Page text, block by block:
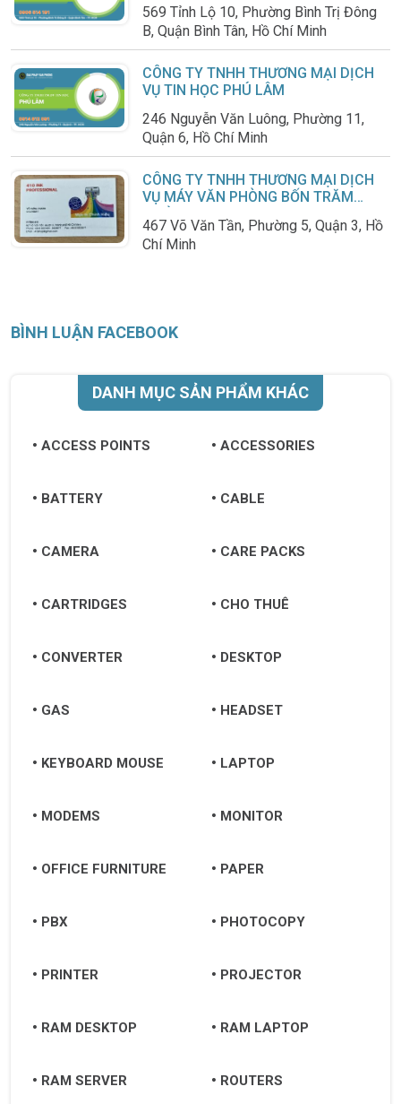
569 Tỉnh Lộ 10, Phường Bình Trị Đông
B, Quận Bình Tân, Hồ Chí Minh
CÔNG TY TNHH THƯƠNG MẠI DỊCH
VỤ TIN HỌC PHÚ LÂM
246 Nguyễn Văn Luông, Phường 11,
Quận 6, Hồ Chí Minh
CÔNG TY TNHH THƯƠNG MẠI DỊCH
VỤ MÁY VĂN PHÒNG BỐN TRĂM
467 Võ Văn Tần, Phường 5, Quận 3, Hồ
Chí Minh
BÌNH LUẬN FACEBOOK
DANH MỤC SẢN PHẨM KHÁC
ACCESS POINTS ACCESSORIES
BATTERY CABLE
CAMERA CARE PACKS
CARTRIDGES CHO THUÊ
CONVERTER DESKTOP
GAS HEADSET
KEYBOARD MOUSE LAPTOP
MODEMS MONITOR
OFFICE FURNITURE PAPER
PBX PHOTOCOPY
PRINTER PROJECTOR
RAM DESKTOP RAM LAPTOP
RAM SERVER ROUTERS